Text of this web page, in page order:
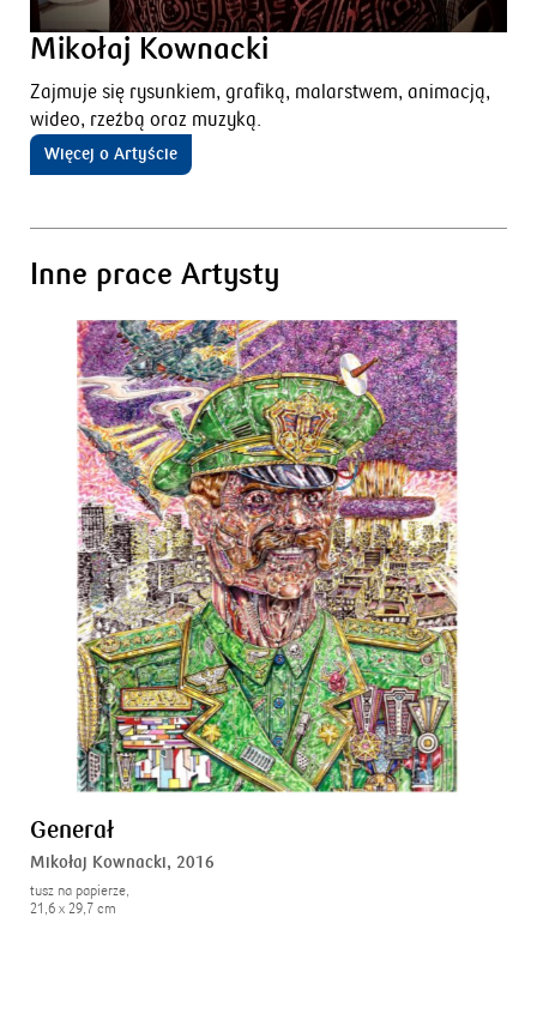
Mikołaj Kownacki
Zajmuje się rysunkiem, grafiką, malarstwem, animacją,
wideo, rzeźbą oraz muzyką.
Więcej o Artyście
Inne prace Artysty
Generał
Mikołaj Kownacki, 2016
tusz na papierze,
21,6 x 29,7 cm